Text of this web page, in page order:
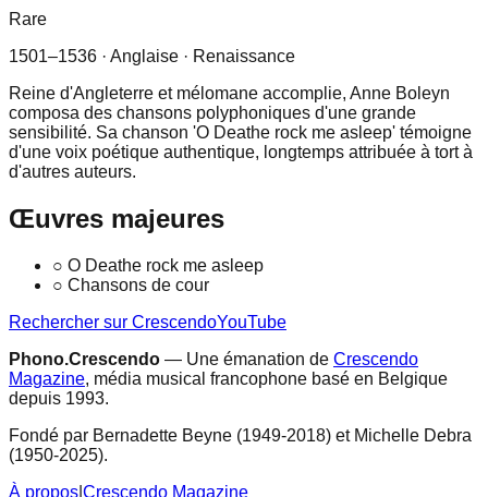
Rare
1501–1536 · Anglaise · Renaissance
Reine d'Angleterre et mélomane accomplie, Anne Boleyn
composa des chansons polyphoniques d'une grande
sensibilité. Sa chanson 'O Deathe rock me asleep' témoigne
d'une voix poétique authentique, longtemps attribuée à tort à
d'autres auteurs.
Œuvres majeures
○ O Deathe rock me asleep
○ Chansons de cour
Rechercher sur CrescendoYouTube
Phono.Crescendo — Une émanation de Crescendo
Magazine, média musical francophone basé en Belgique
depuis 1993.
Fondé par Bernadette Beyne (1949-2018) et Michelle Debra
(1950-2025).
À propos Crescendo Magazine